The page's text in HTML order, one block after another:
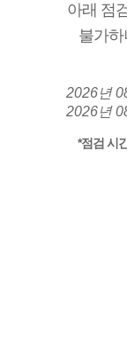
아래 점
불가
2026년
2026년
*점검 시